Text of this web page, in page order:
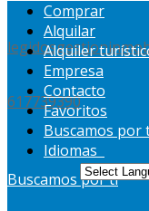
617739390
Buscamos por ti
Comprar
Alquilar
Alquiler
Empresa
Contacto
Favoritos
Buscamos por
Idiomas